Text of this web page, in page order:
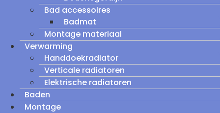
Bad accessoires
Badmat
Montage materiaal
Verwarming
Handdoekradiator
Verticale radiatoren
Elektrische radiatoren
Baden
Montage